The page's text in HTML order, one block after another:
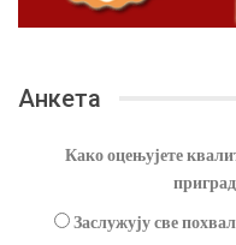
Анкета
Како оцењујете
Заслужују све